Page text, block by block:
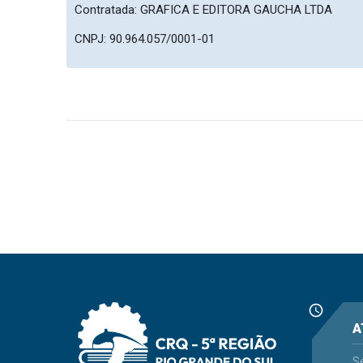
Contratada: GRAFICA E EDITORA GAUCHA LTDA
CNPJ: 90.964.057/0001-01
schedule